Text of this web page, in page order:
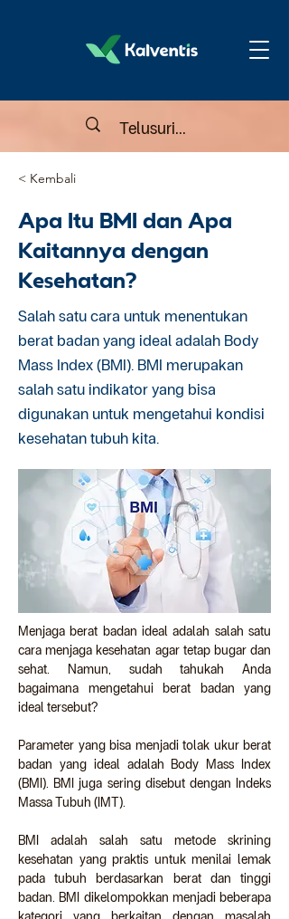
< Kembali
Apa Itu BMI dan Apa
Kaitannya dengan
Kesehatan?
Salah satu cara untuk menentukan
berat badan yang ideal adalah Body
Mass Index (BMI). BMI merupakan
salah satu indikator yang bisa
digunakan untuk mengetahui kondisi
kesehatan tubuh kita.
Menjaga berat badan ideal adalah salah satu
cara menjaga kesehatan agar tetap bugar dan
sehat. Namun, sudah tahukah Anda
bagaimana mengetahui berat badan yang
ideal tersebut?
Parameter yang bisa menjadi tolak ukur berat
badan yang ideal adalah Body Mass Index
(BMI). BMI juga sering disebut dengan Indeks
Massa Tubuh (IMT).
BMI adalah salah satu metode skrining
kesehatan yang praktis untuk menilai lemak
pada tubuh berdasarkan berat dan tinggi
badan. BMI dikelompokkan menjadi beberapa